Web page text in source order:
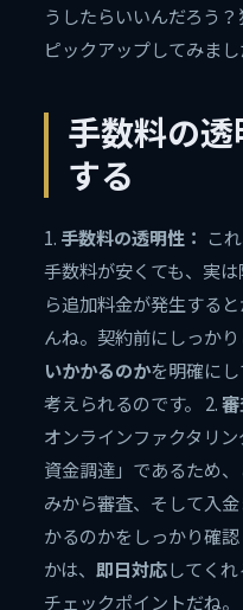
うしたらいいんだろう
ピックアップしてみまし
手数料の
する
1. 手数料の透明性： こ
手数料が安くても、実
ら追加料金が発生する
んね。契約前にしっか
いかかるのかを明確に
考えられるのです。 2.
オンラインファクタリ
資金調達」であるため
みから審査、そして入
かるのかをしっかり確
かは、即日対応してく
チェックポイントだね